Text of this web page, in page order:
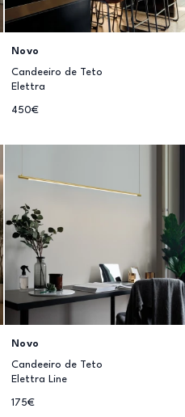
Novo
Candeeiro de Teto
Elettra
450€
Novo
Candeeiro de Teto
Elettra Line
175€